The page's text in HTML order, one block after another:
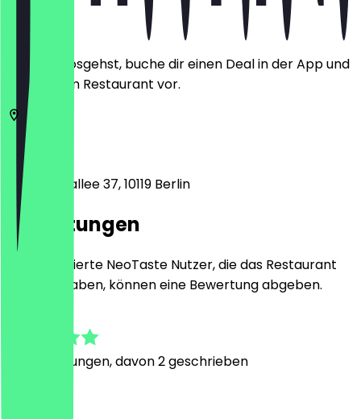
Bevor du losgehst, buche dir einen Deal in der App und
zeige ihn im Restaurant vor.
10119
Kastanienallee 37, 10119 Berlin
Bewertungen
Nur registrierte NeoTaste Nutzer, die das Restaurant
besucht haben, können eine Bewertung abgeben.
Bewertungen, davon 2 geschrieben